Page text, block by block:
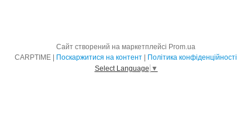
Сайт створений на маркетплейсі Prom.ua
Поскаржитися на контент
Політика конфіденційності
Select Language ▼